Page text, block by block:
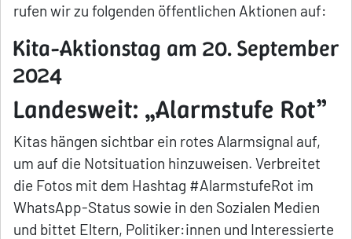
rufen wir zu folgenden öffentlichen Aktionen auf:
Kita-Aktionstag am 20. September
2024
Landesweit: „Alarmstufe Rot”
Kitas hängen sichtbar ein rotes Alarmsignal auf,
um auf die Notsituation hinzuweisen. Verbreitet
die Fotos mit dem Hashtag #AlarmstufeRot im
WhatsApp-Status sowie in den Sozialen Medien
und bittet Eltern, Politiker:innen und Interessierte